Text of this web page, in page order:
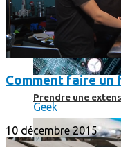
Prendre une
Comment faire un
Geek
10 décembre 2015